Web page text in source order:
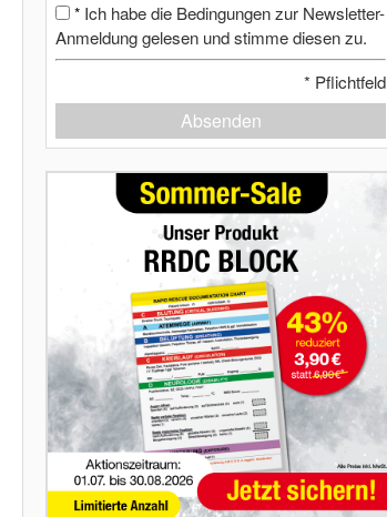
* Ich habe die Bedingungen zur Newsletter-
Anmeldung gelesen und stimme diesen zu.
* Pflichtfeld
Absenden